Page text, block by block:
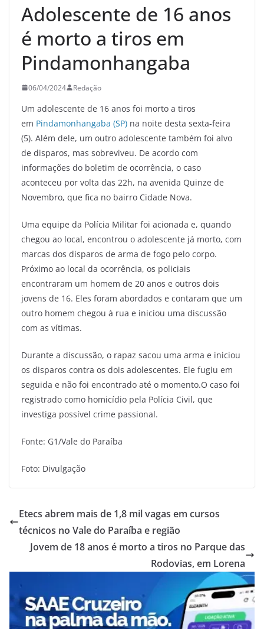
Adolescente de 16 anos
é morto a tiros em
Pindamonhangaba
06/04/2024 Redação
Um adolescente de 16 anos foi morto a tiros
em Pindamonhangaba (SP) na noite desta sexta-feira
(5). Além dele, um outro adolescente também foi alvo
de disparos, mas sobreviveu. De acordo com
informações do boletim de ocorrência, o caso
aconteceu por volta das 22h, na avenida Quinze de
Novembro, que fica no bairro Cidade Nova.
Uma equipe da Polícia Militar foi acionada e, quando
chegou ao local, encontrou o adolescente já morto, com
marcas dos disparos de arma de fogo pelo corpo.
Próximo ao local da ocorrência, os policiais
encontraram um homem de 20 anos e outros dois
jovens de 16. Eles foram abordados e contaram que um
outro homem chegou à rua e iniciou uma discussão
com as vítimas.
Durante a discussão, o rapaz sacou uma arma e iniciou
os disparos contra os dois adolescentes. Ele fugiu em
seguida e não foi encontrado até o momento.O caso foi
registrado como homicídio pela Polícia Civil, que
investiga possível crime passional.
Fonte: G1/Vale do Paraíba
Foto: Divulgação
Etecs abrem mais de 1,8 mil vagas em cursos
técnicos no Vale do Paraíba e região
Jovem de 18 anos é morto a tiros no Parque das
Rodovias, em Lorena